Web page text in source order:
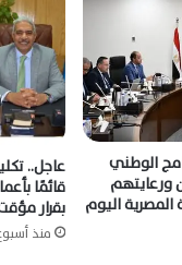
الوطني
ورعايتهم
المصرية اليوم
عاجل..
قائمًا
بقرار
منذ